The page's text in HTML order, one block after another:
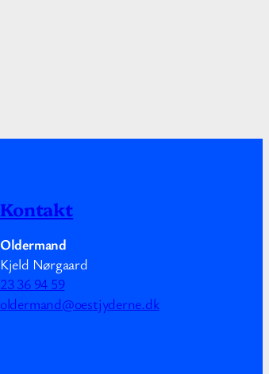
Kontakt
Oldermand
Kjeld Nørgaard
23 36 94 59
oldermand@oestjyderne.dk